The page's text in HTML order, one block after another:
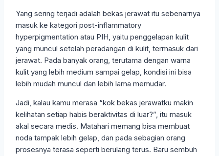
Yang sering terjadi adalah bekas jerawat itu sebenarnya
masuk ke kategori post-inflammatory
hyperpigmentation atau PIH, yaitu penggelapan kulit
yang muncul setelah peradangan di kulit, termasuk dari
jerawat. Pada banyak orang, terutama dengan warna
kulit yang lebih medium sampai gelap, kondisi ini bisa
lebih mudah muncul dan lebih lama memudar.
Jadi, kalau kamu merasa “kok bekas jerawatku makin
kelihatan setiap habis beraktivitas di luar?”, itu masuk
akal secara medis. Matahari memang bisa membuat
noda tampak lebih gelap, dan pada sebagian orang
prosesnya terasa seperti berulang terus. Baru sembuh